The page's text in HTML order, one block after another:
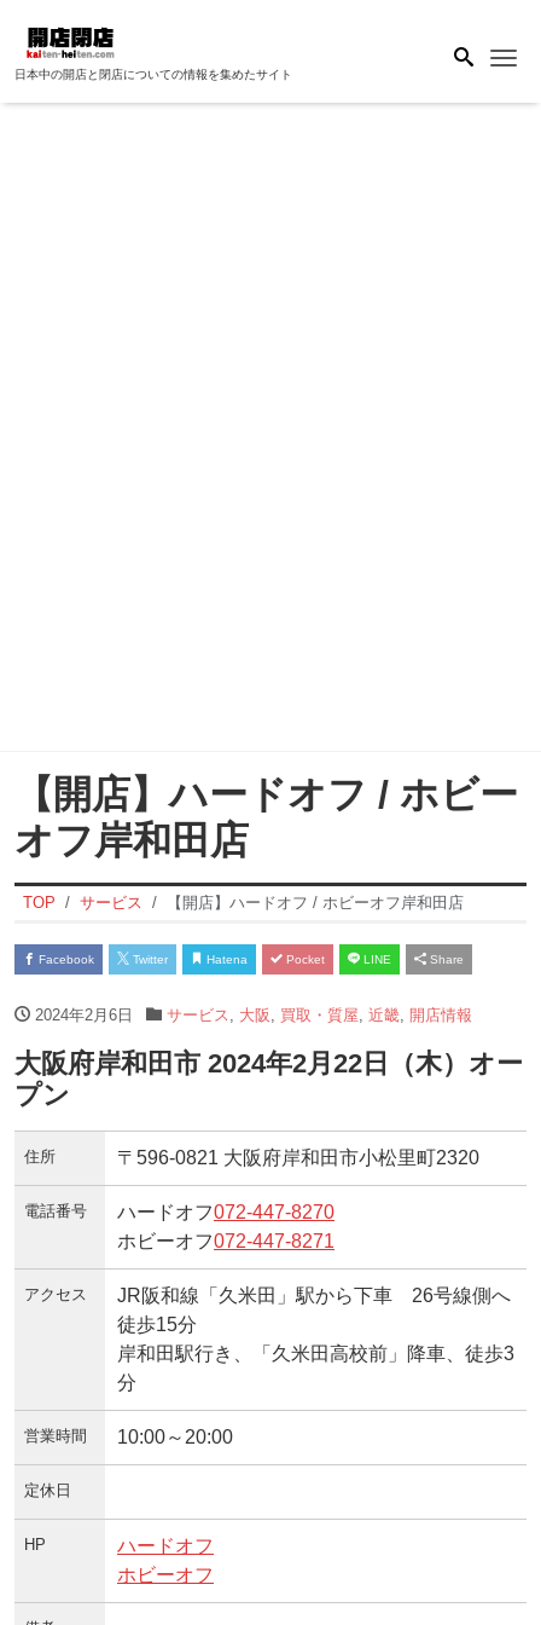
日本中の開店と閉店についての情報を集めたサイト
【開店】ハードオフ / ホビー
オフ岸和田店
TOP サービス 【開店】ハードオフ / ホビーオフ岸和田店
Facebook Twitter Hatena Pocket LINE Share
2024年2月6日 サービス 大阪 買取・質屋 近畿, 開店情報
大阪府岸和田市 2024年2月22日（木）オー
プン
住所 〒596-0821 大阪府岸和田市小松里町2320
電話番号 ハードオフ072-447-8270
ホビーオフ072-447-8271
アクセス
JR阪和線「久米田」駅から下車 26号線側へ
徒歩15分
岸和田駅行き、「久米田高校前」降車、徒歩3
分
営業時間 10:00～20:00
定休日
HP
ハードオフ
ホビーオフ